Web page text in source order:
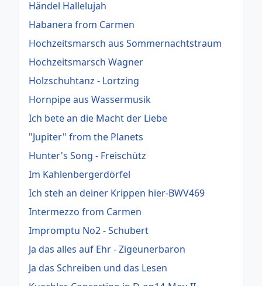
Händel Hallelujah
Habanera from Carmen
Hochzeitsmarsch aus Sommernachtstraum
Hochzeitsmarsch Wagner
Holzschuhtanz - Lortzing
Hornpipe aus Wassermusik
Ich bete an die Macht der Liebe
"Jupiter" from the Planets
Hunter's Song - Freischütz
Im Kahlenbergerdörfel
Ich steh an deiner Krippen hier-BWV469
Intermezzo from Carmen
Impromptu No2 - Schubert
Ja das alles auf Ehr - Zigeunerbaron
Ja das Schreiben und das Lesen